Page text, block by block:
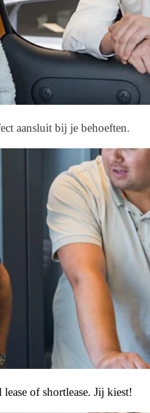
aansluit bij je behoeften.
of shortlease. Jij kiest!